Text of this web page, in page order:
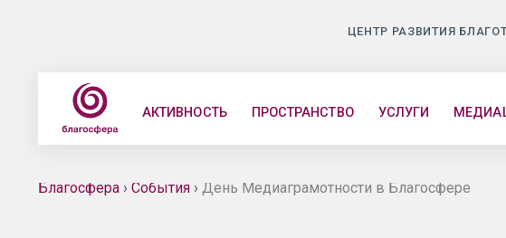
ЦЕНТР РАЗВИТИЯ
АКТИВНОСТЬ ПРОСТРАНСТВО УСЛУГИ
Благосфера› События› День Медиаграмотности в Благосфере